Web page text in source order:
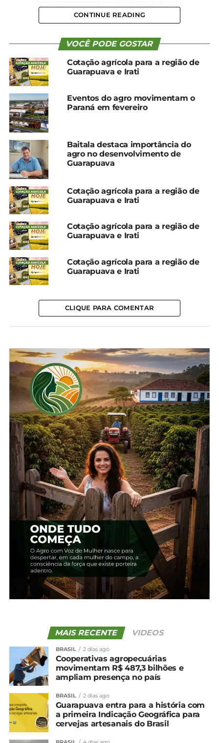
Compartilhe isso:
Facebook 18+
Relacionado
Cotação agrícola para a
região de Guarapuava
19 de fevereiro, 2024
Em "Guarapuava"
região de Guarapuava
5 de fevereiro, 2024
região de Guarapuava
6 de fevereiro, 2024
TÓPICOS RELACIONADOS: GUARAPUAVA
UP NEXT
Batatas são furtadas diretamente da lavoura
em Guarapuava
NÃO PERCA
Produtores de Guarapuava tem até 7 de
fevereiro para regularizar notas fiscais
CONTINUE READING
VOCÊ PODE GOSTAR
Cotação agrícola para a região de
Guarapuava e Irati
Eventos do agro movimentam o
Paraná em fevereiro
Baitala destaca importância do
agro no desenvolvimento de
Guarapuava
Cotação agrícola para a região de
Guarapuava e Irati
Cotação agrícola para a região de
Guarapuava e Irati
Cotação agrícola para a região de
Guarapuava e Irati
CLIQUE PARA COMENTAR
MAIS RECENTE VIDEOS
BRASIL 2 dias ago
Cooperativas agropecuárias
movimentam R$ 487,3 bilhões e
ampliam presença no país
BRASIL 2 dias ago
Guarapuava entra para a história com
a primeira Indicação Geográfica para
cervejas artesanais do Brasil